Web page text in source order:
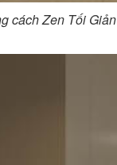
cách Zen Tối